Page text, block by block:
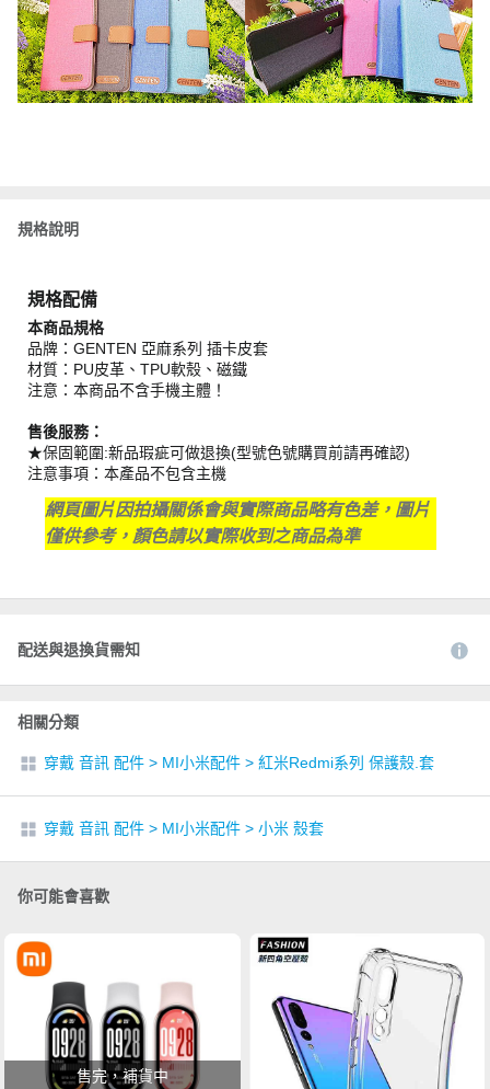
規格說明
規格配備
本商品規格
品牌：GENTEN 亞麻系列 插卡皮套
材質：PU皮革、TPU軟殼、磁鐵
注意：本商品不含手機主體！
售後服務：
★保固範圍:新品瑕疵可做退換(型號色號購買前請再確認)
注意事項：本產品不包含主機
網頁圖片因拍攝關係會與實際商品略有色差，圖片
僅供參考，顏色請以實際收到之商品為準
配送與退換貨需知
相關分類
穿戴 音訊 配件 > MI小米配件 > 紅米Redmi系列 保護殼.套
穿戴 音訊 配件 > MI小米配件 > 小米 殼套
你可能會喜歡
售完，補貨中